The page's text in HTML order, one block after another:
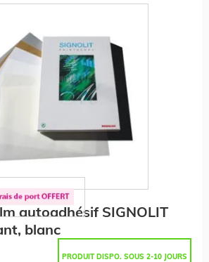
autoadhésif SIGNOLIT
blanc
PRODUIT DISPO. SOUS 2-10 JOURS